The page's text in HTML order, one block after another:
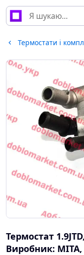
Термостати і
Термостат
Виробник: MITA,